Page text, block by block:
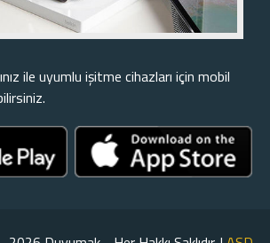
ile uyumlu işitme cihazları için mobil